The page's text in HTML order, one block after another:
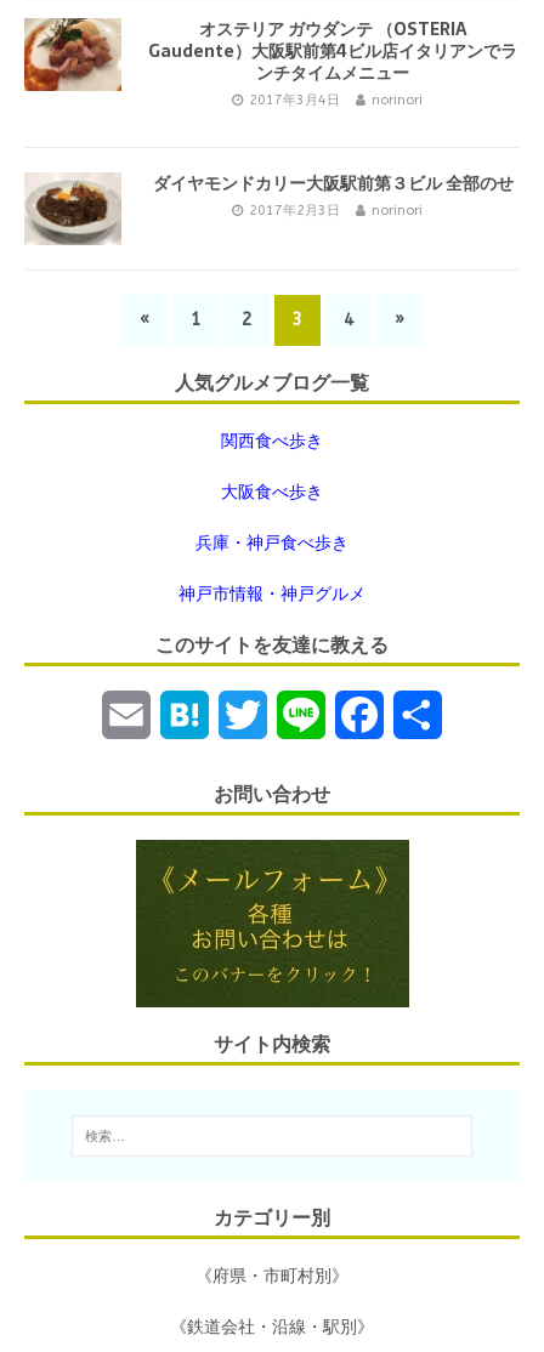
オステリア ガウダンテ （OSTERIA
Gaudente）大阪駅前第4ビル店イタリアンでラ
ンチタイムメニュー
2017年3月4日 norinori
ダイヤモンドカリー大阪駅前第３ビル 全部のせ
2017年2月3日 norinori
« 1 2 3 4 »
人気グルメブログ一覧
関西食べ歩き
大阪食べ歩き
兵庫・神戸食べ歩き
神戸市情報・神戸グルメ
このサイトを友達に教える
a t
a
i
t
e
r
n c
o
お問い合わせ
サイト内検索
カテゴリー別
《府県・市町村別》
《鉄道会社・沿線・駅別》